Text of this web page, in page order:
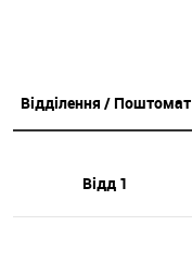
Відділення / Поштомат
Відд 1